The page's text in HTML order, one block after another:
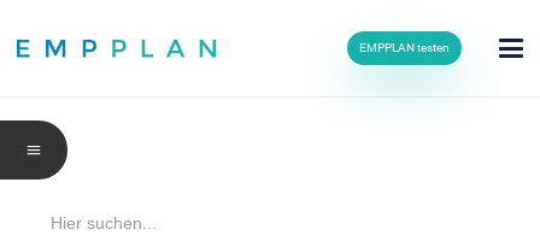
EMPPLAN testen
menu